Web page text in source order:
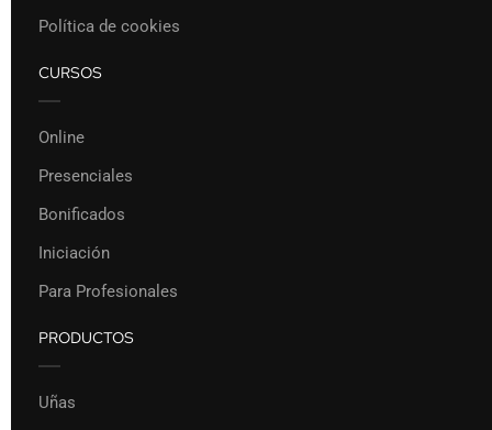
Política de cookies
CURSOS
Online
Presenciales
Bonificados
Iniciación
Para Profesionales
PRODUCTOS
Uñas